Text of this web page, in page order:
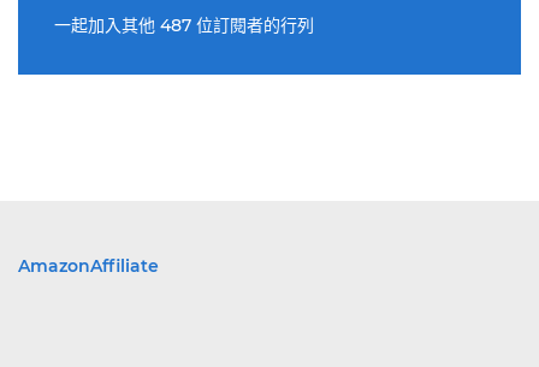
一起加入其他 487 位訂閱者的行列
AmazonAffiliate